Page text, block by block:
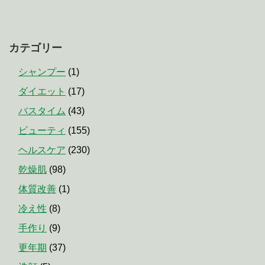
カテゴリー
シャンプー (1)
ダイエット (17)
バスタイム (43)
ビューティ (155)
ヘルスケア (230)
乾燥肌 (98)
体質改善 (1)
冷え性 (8)
手作り (9)
更年期 (37)